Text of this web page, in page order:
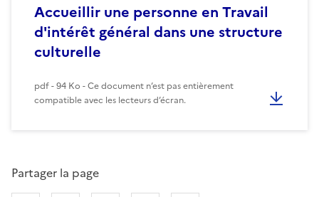
Accueillir une personne en Travail
d'intérêt général dans une structure
culturelle
pdf - 94 Ko - Ce document n’est pas entièrement
compatible avec les lecteurs d’écran.
Partager la page